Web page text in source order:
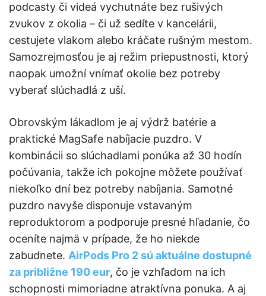
podcasty či videá vychutnáte bez rušivých
zvukov z okolia – či už sedíte v kancelárii,
cestujete vlakom alebo kráčate rušným mestom.
Samozrejmosťou je aj režim priepustnosti, ktorý
naopak umožní vnímať okolie bez potreby
vyberať slúchadlá z uší.
Obrovským lákadlom je aj výdrž batérie a
praktické MagSafe nabíjacie puzdro. V
kombinácii so slúchadlami ponúka až 30 hodín
počúvania, takže ich pokojne môžete používať
niekoľko dní bez potreby nabíjania. Samotné
puzdro navyše disponuje vstavaným
reproduktorom a podporuje presné hľadanie, čo
oceníte najmä v prípade, že ho niekde
zabudnete. AirPods Pro 2 sú aktuálne dostupné
za približne 190 eur, čo je vzhľadom na ich
schopnosti mimoriadne atraktívna ponuka. A aj